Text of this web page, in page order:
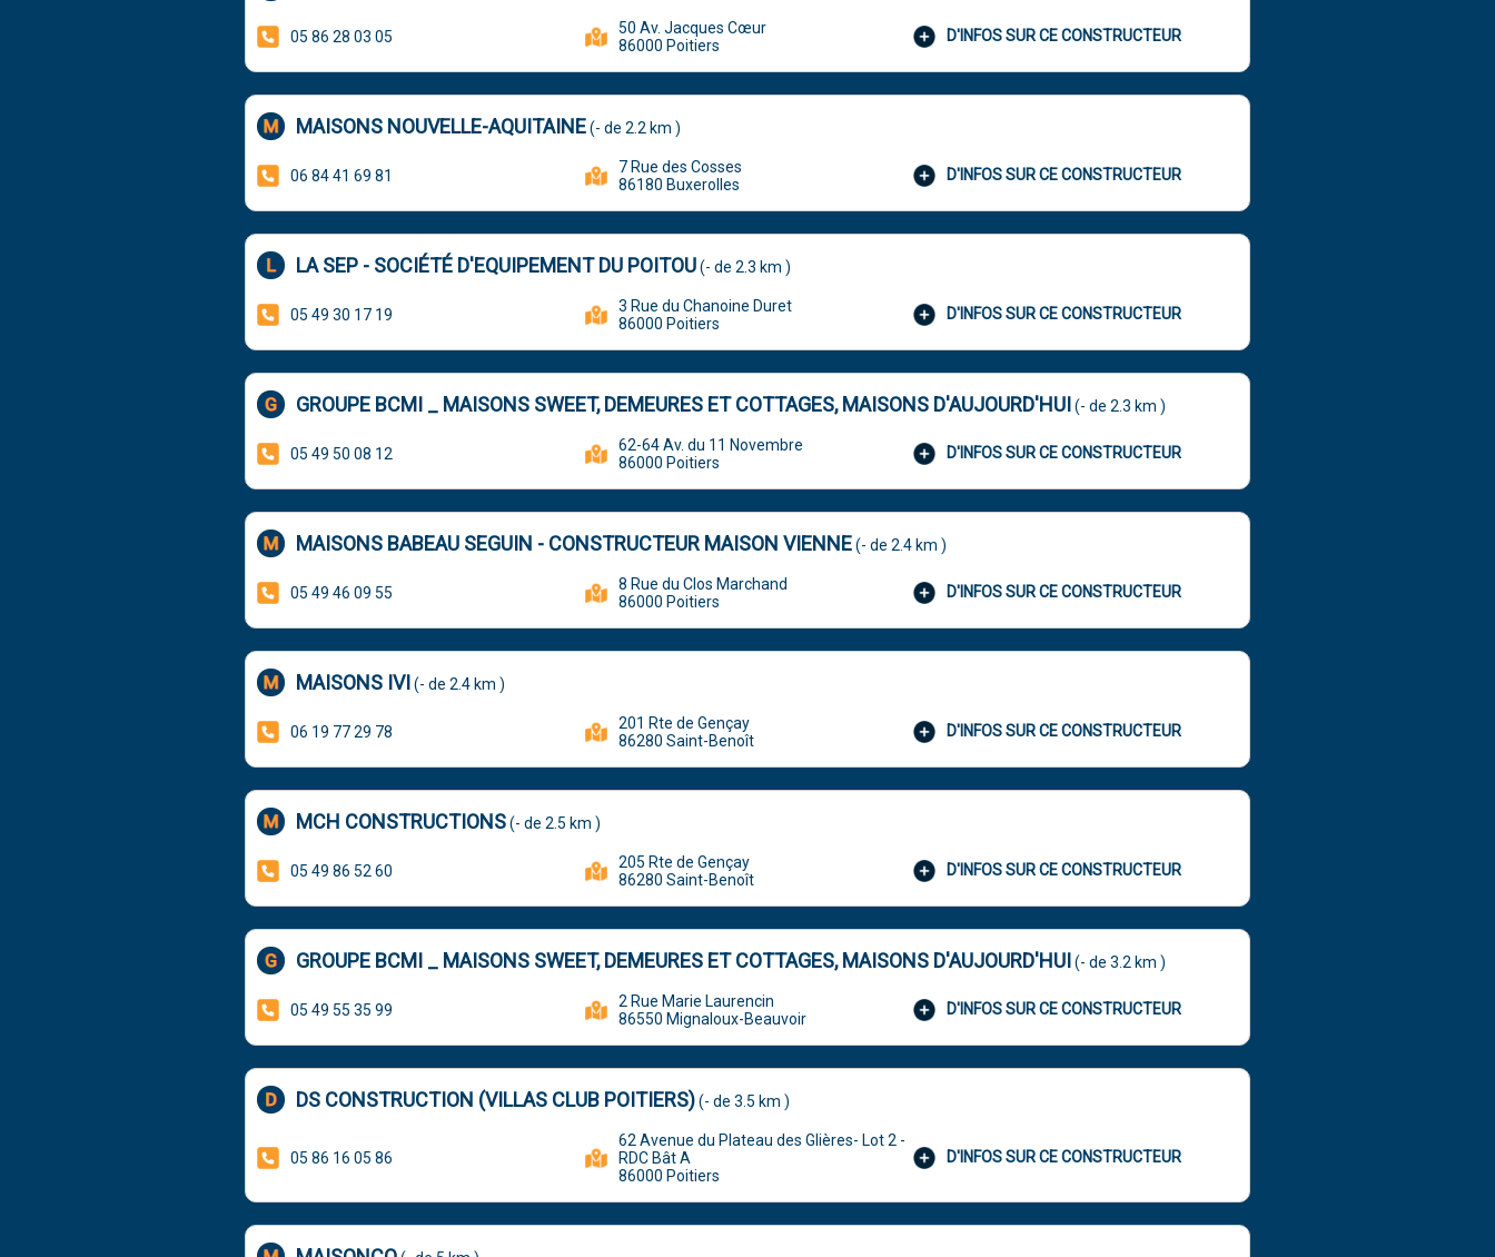
05 86 28 03 05
50 Av. Jacques Cœur
86000 Poitiers
D'INFOS SUR CE CONSTRUCTEUR
MAISONS NOUVELLE-AQUITAINE(- de 2.2 km )
06 84 41 69 81
7 Rue des Cosses
86180 Buxerolles
D'INFOS SUR CE CONSTRUCTEUR
LA SEP - SOCIÉTÉ D'EQUIPEMENT DU POITOU(- de 2.3 km )
05 49 30 17 19
3 Rue du Chanoine Duret
86000 Poitiers
D'INFOS SUR CE CONSTRUCTEUR
GROUPE BCMI _ MAISONS SWEET, DEMEURES ET COTTAGES, MAISONS D'AUJOURD'HUI (- de 2.3 km )
05 49 50 08 12
62-64 Av. du 11 Novembre
86000 Poitiers
D'INFOS SUR CE CONSTRUCTEUR
MAISONS BABEAU SEGUIN - CONSTRUCTEUR MAISON VIENNE(- de 2.4 km )
05 49 46 09 55
8 Rue du Clos Marchand
86000 Poitiers
D'INFOS SUR CE CONSTRUCTEUR
MAISONS IVI (- de 2.4 km )
06 19 77 29 78
201 Rte de Gençay
86280 Saint-Benoît
D'INFOS SUR CE CONSTRUCTEUR
MCH CONSTRUCTIONS(- de 2.5 km )
05 49 86 52 60
205 Rte de Gençay
86280 Saint-Benoît
D'INFOS SUR CE CONSTRUCTEUR
GROUPE BCMI _ MAISONS SWEET, DEMEURES ET COTTAGES, MAISONS D'AUJOURD'HUI (- de 3.2 km )
05 49 55 35 99
2 Rue Marie Laurencin
86550 Mignaloux-Beauvoir
D'INFOS SUR CE CONSTRUCTEUR
DS CONSTRUCTION (VILLAS CLUB POITIERS)(- de 3.5 km )
05 86 16 05 86
62 Avenue du Plateau des Glières- Lot 2 -
RDC Bât A
86000 Poitiers
D'INFOS SUR CE CONSTRUCTEUR